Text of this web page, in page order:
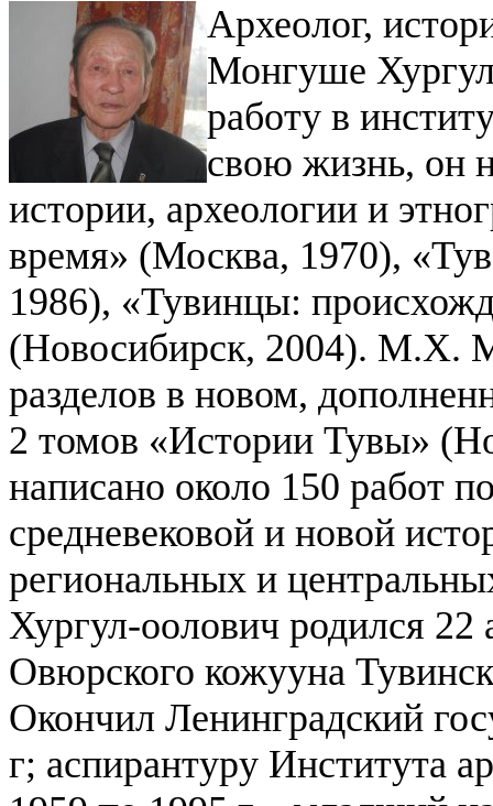
Археолог,
Монгуше
работу в
свою жизнь, он
истории, археологии и
время» (Москва, 1970),
1986), «Тувинцы:
(Новосибирск, 2004). М.Х.
разделов в новом,
2 томов «Истории Тувы»
написано около 150 работ
средневековой и новой
региональных и
Хургул-оолович родился 22
Овюрского кожууна
Окончил Ленинградский
г; аспирантуру Института